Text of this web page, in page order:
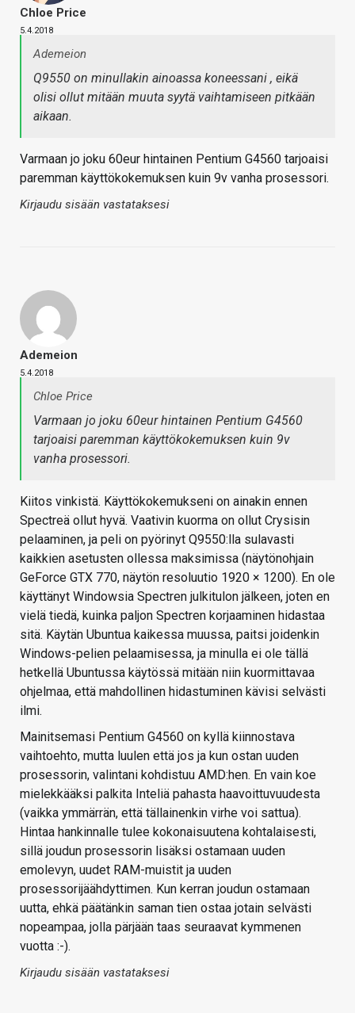
Chloe Price
5.4.2018
Ademeion
Q9550 on minullakin ainoassa koneessani , eikä
olisi ollut mitään muuta syytä vaihtamiseen pitkään
aikaan.
Varmaan jo joku 60eur hintainen Pentium G4560 tarjoaisi
paremman käyttökokemuksen kuin 9v vanha prosessori.
Kirjaudu sisään vastataksesi
Ademeion
5.4.2018
Chloe Price
Varmaan jo joku 60eur hintainen Pentium G4560
tarjoaisi paremman käyttökokemuksen kuin 9v
vanha prosessori.
Kiitos vinkistä. Käyttökokemukseni on ainakin ennen
Spectreä ollut hyvä. Vaativin kuorma on ollut Crysisin
pelaaminen, ja peli on pyörinyt Q9550:lla sulavasti
kaikkien asetusten ollessa maksimissa (näytönohjain
GeForce GTX 770, näytön resoluutio 1920 × 1200). En ole
käyttänyt Windowsia Spectren julkitulon jälkeen, joten en
vielä tiedä, kuinka paljon Spectren korjaaminen hidastaa
sitä. Käytän Ubuntua kaikessa muussa, paitsi joidenkin
Windows-pelien pelaamisessa, ja minulla ei ole tällä
hetkellä Ubuntussa käytössä mitään niin kuormittavaa
ohjelmaa, että mahdollinen hidastuminen kävisi selvästi
ilmi.
Mainitsemasi Pentium G4560 on kyllä kiinnostava
vaihtoehto, mutta luulen että jos ja kun ostan uuden
prosessorin, valintani kohdistuu AMD:hen. En vain koe
mielekkääksi palkita Inteliä pahasta haavoittuvuudesta
(vaikka ymmärrän, että tällainenkin virhe voi sattua).
Hintaa hankinnalle tulee kokonaisuutena kohtalaisesti,
sillä joudun prosessorin lisäksi ostamaan uuden
emolevyn, uudet RAM-muistit ja uuden
prosessorijäähdyttimen. Kun kerran joudun ostamaan
uutta, ehkä päätänkin saman tien ostaa jotain selvästi
nopeampaa, jolla pärjään taas seuraavat kymmenen
vuotta :-).
Kirjaudu sisään vastataksesi